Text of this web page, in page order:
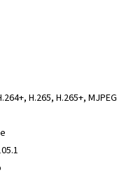
H.265, H.265+, MJPEG